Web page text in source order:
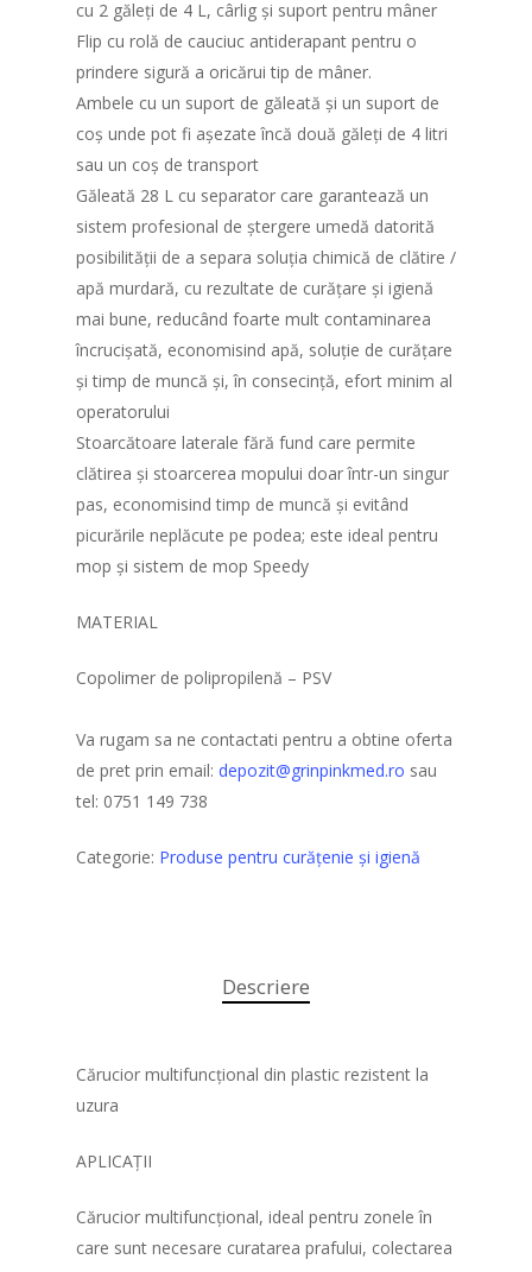
cu 2 găleți de 4 L, cârlig și suport pentru mâner
Flip cu rolă de cauciuc antiderapant pentru o
prindere sigură a oricărui tip de mâner.
Ambele cu un suport de găleată și un suport de
coș unde pot fi așezate încă două găleți de 4 litri
sau un coș de transport
Găleată 28 L cu separator care garantează un
sistem profesional de ștergere umedă datorită
posibilității de a separa soluția chimică de clătire /
apă murdară, cu rezultate de curățare și igienă
mai bune, reducând foarte mult contaminarea
încrucișată, economisind apă, soluție de curățare
și timp de muncă și, în consecință, efort minim al
operatorului
Stoarcătoare laterale fără fund care permite
clătirea și stoarcerea mopului doar într-un singur
pas, economisind timp de muncă și evitând
picurările neplăcute pe podea; este ideal pentru
mop și sistem de mop Speedy
MATERIAL
Copolimer de polipropilenă – PSV
Va rugam sa ne contactati pentru a obtine oferta
de pret prin email: depozit@grinpinkmed.ro sau
tel: 0751 149 738
Categorie: Produse pentru curățenie şi igienă
Descriere
Cărucior multifuncțional din plastic rezistent la
uzura
APLICAȚII
Cărucior multifuncțional, ideal pentru zonele în
care sunt necesare curatarea prafului, colectarea
Produse
Instrumentar medical
Despre noi